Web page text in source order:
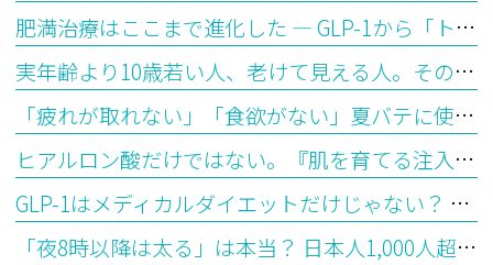
肥満治療はここまで進化した ― GLP-1から「トリプルGアゴニスト」の時代へ【前編】
実年齢より10歳若い人、老けて見える人。その違いはどこから生まれるのか？―「生物学的年齢」とエピジェネティッククロックが教えてくれること
「疲れが取れない」「食欲がない」夏バテに使われる漢方の選び方を医師が解説
ヒアルロン酸だけではない。『肌を育てる注入治療』ジャルプロとは？
GLP-1はメディカルダイエットだけじゃない？ 最新研究で見えてきた意外な可能性
「夜8時以降は太る」は本当？ 日本人1,000人超の最新研究から見えてきた“食べる時間”とダイエットの意外な関係